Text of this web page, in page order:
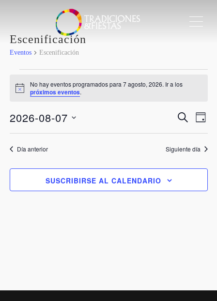
Escenificación
Eventos Escenificación
Eventos
en
7
agosto,
2026
Aviso
No hay eventos programados para 7 agosto, 2026. Ir a los
próximos eventos.
de
y
BUSCAR
de
DÍA
2026-08-07
Selecciona
la Día anterior Siguiente día
SUSCRIBIRSE AL CALENDARIO